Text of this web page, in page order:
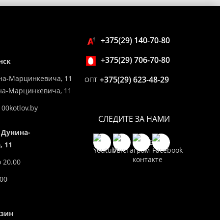
Марцинкевича, 11
Марцинкевича, 11
11
20.00
+375(29) 140-70-80
+375(29) 706-70-80
ОПТ +375(29) 623-48-29
СЛЕДИТЕ ЗА НАМИ